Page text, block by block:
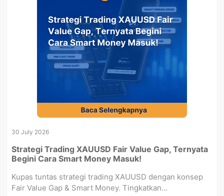
30 July 2026
Strategi Trading XAUUSD Fair Value Gap, Ternyata
Begini Cara Smart Money Masuk!
Kupas tuntas strategi trading XAUUSD dengan konsep
Fair Value Gap & Smart Money. Tingkatkan...